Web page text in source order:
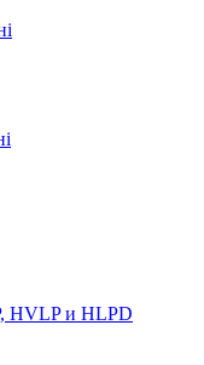
HVLP и HLPD